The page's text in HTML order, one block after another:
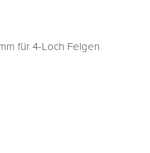
für 4-Loch Felgen